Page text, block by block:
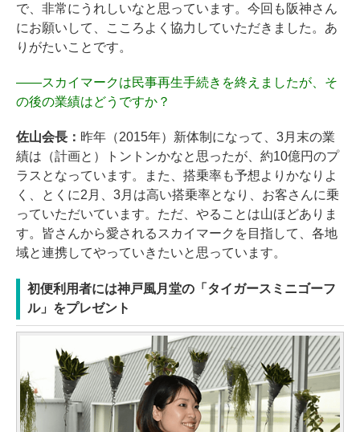
で、非常にうれしいなと思っています。今回も阪神さん
にお願いして、こころよく協力していただきました。あ
りがたいことです。
――スカイマークは民事再生手続きを終えましたが、そ
の後の業績はどうですか？
佐山会長： 昨年（2015年）新体制になって、3月末の業
績は（計画と）トントンかなと思ったが、約10億円のプ
ラスとなっています。また、搭乗率も予想よりかなりよ
く、とくに2月、3月は高い搭乗率となり、お客さんに乗
っていただいています。ただ、やることは山ほどありま
す。皆さんから愛されるスカイマークを目指して、各地
域と連携してやっていきたいと思っています。
初便利用者には神戸風月堂の「タイガースミニゴーフ
ル」をプレゼント